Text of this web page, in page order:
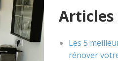
Articles
Les 5
rénover